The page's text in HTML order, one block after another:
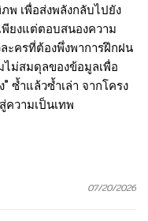
พ เพื่อส่งพลังกลับไปยัง
พียงแต่ตอบสนองความ
ะครที่ต้องพึ่งพาการฝึกฝน
ไม่สมดุลของข้อมูลเพื่อ
ซ้ำแล้วซ้ำเล่า จากโครง
ความเป็นเทพ
07/20/2026